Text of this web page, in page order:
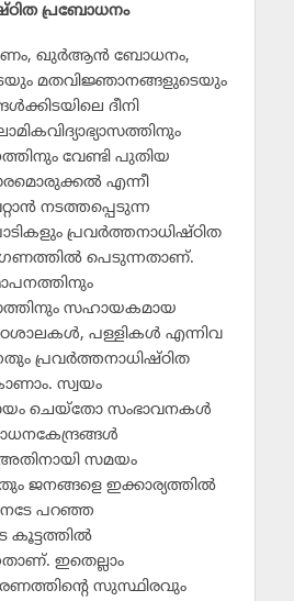
പ്രബോധനം
ഖുര്‍ആന്‍ ബോധനം,
മതവിജ്ഞാനങ്ങളുടെയും
ദീനി
വേണ്ടി പുതിയ
എന്നീ
നടത്തപ്പെടുന്ന
പ്രവര്‍ത്തനാധിഷ്ഠിത
ഗണത്തില്‍ പെടുന്നതാണ്.
സഹായകമായ
പള്ളികള്‍ എന്നിവ
പ്രവര്‍ത്തനാധിഷ്ഠിത
സ്വയം
ചെയ്‌തോ സംഭാവനകള്‍
സമയം
ജനങ്ങളെ ഇക്കാര്യത്തില്‍
നടേ പറഞ്ഞ
കൂട്ടത്തില്‍
ഇതെല്ലാം
സുസ്ഥിരവും